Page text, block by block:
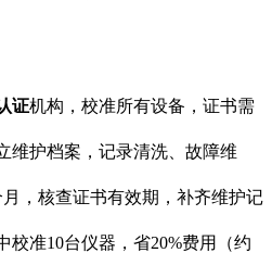
证机构，校准所有设备，证书需
维护档案，记录清洗、故障维
月，核查证书有效期，补齐维护记
校准10台仪器，省20%费用（约